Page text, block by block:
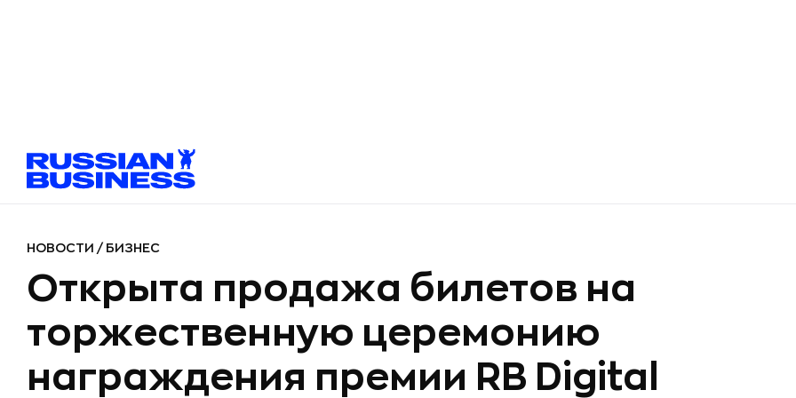
НОВОСТИ / БИЗНЕС
Открыта продажа билетов на
торжественную церемонию
награждения премии RB Digital